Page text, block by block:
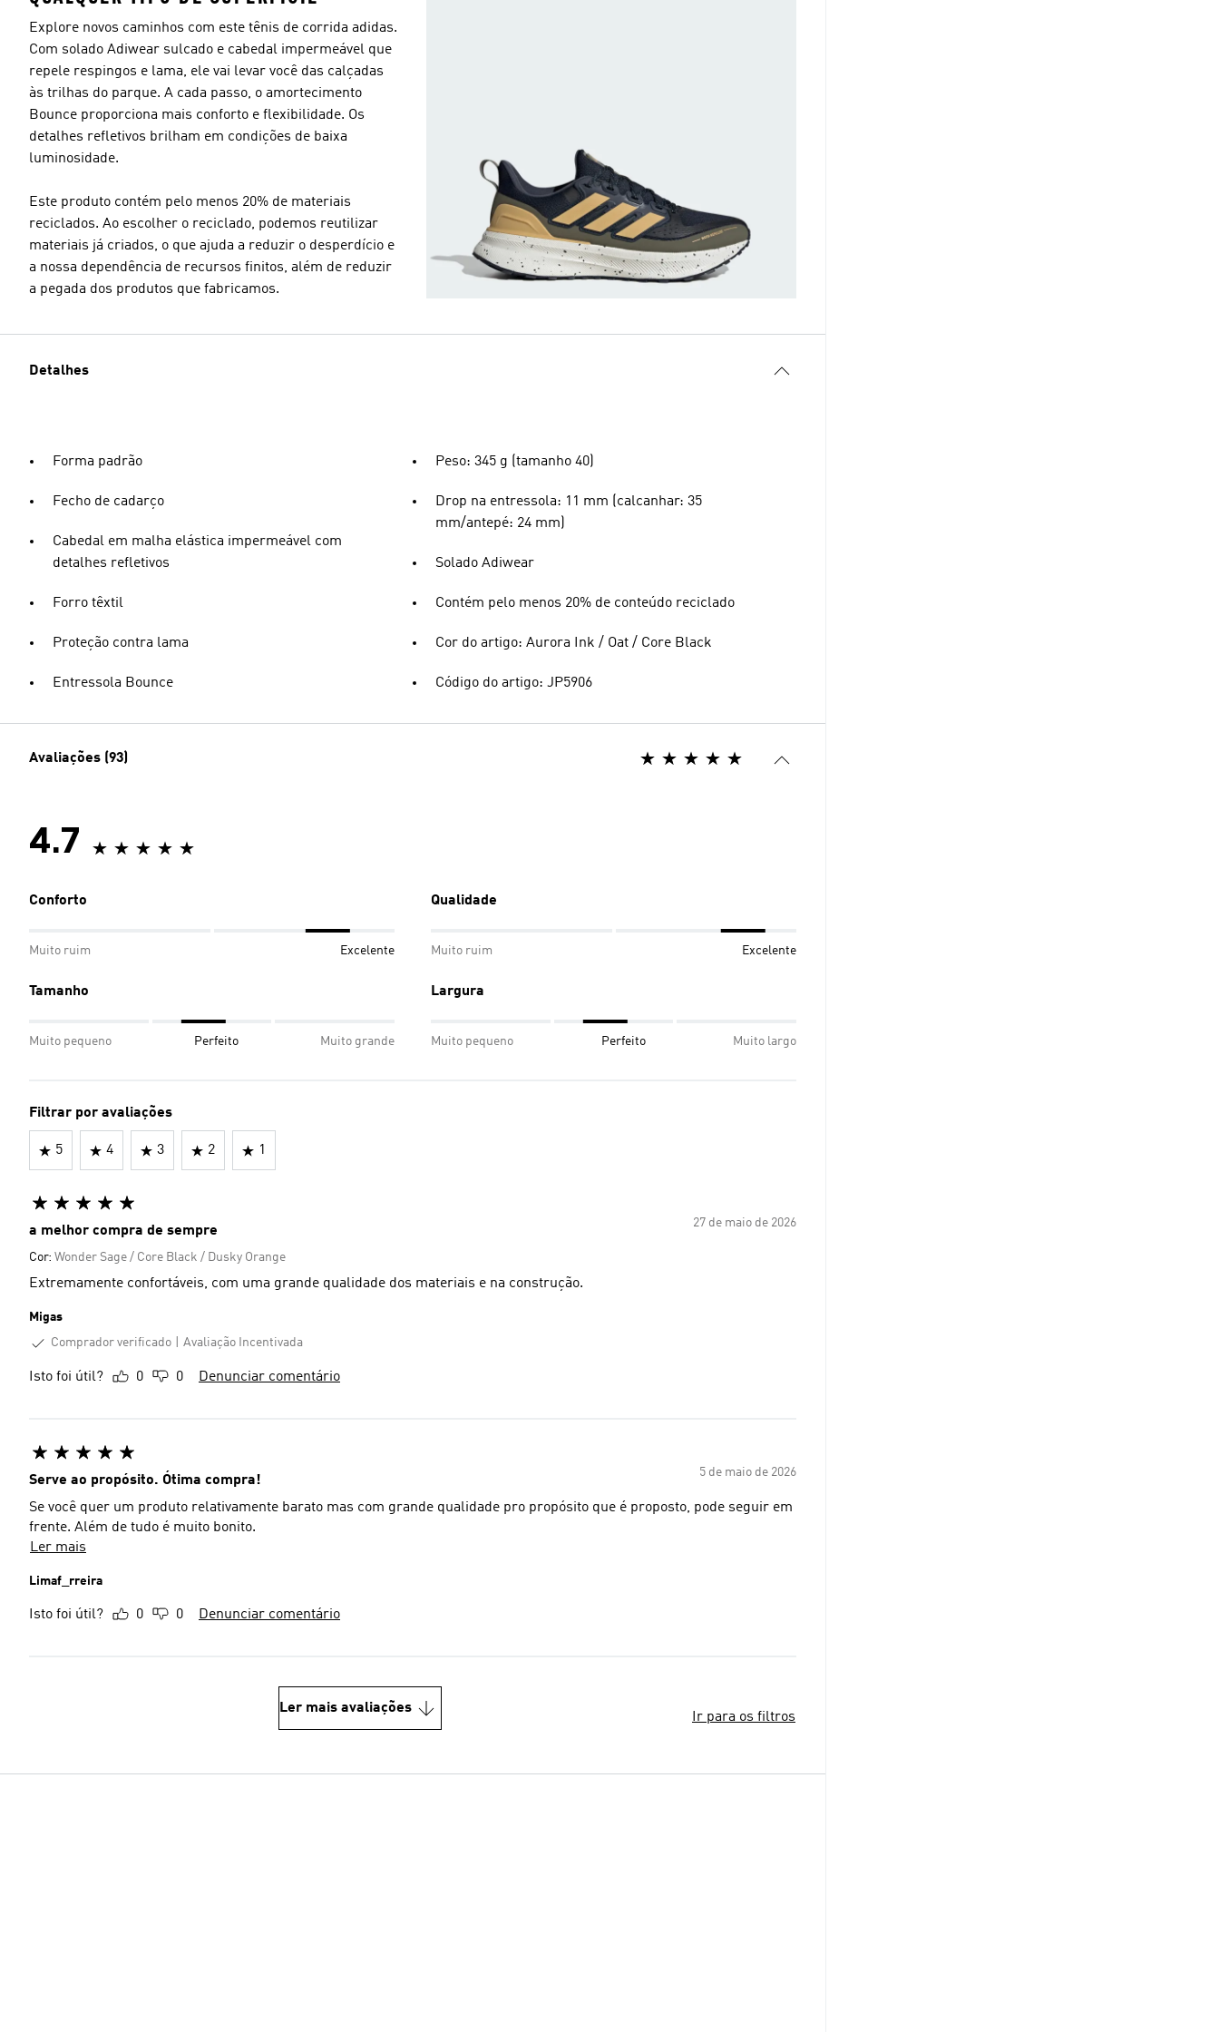
Explore novos caminhos com este tênis de corrida adidas.
Com solado Adiwear sulcado e cabedal impermeável que
repele respingos e lama, ele vai levar você das calçadas
às trilhas do parque. A cada passo, o amortecimento
Bounce proporciona mais conforto e flexibilidade. Os
detalhes refletivos brilham em condições de baixa
luminosidade.
Este produto contém pelo menos 20% de materiais
reciclados. Ao escolher o reciclado, podemos reutilizar
materiais já criados, o que ajuda a reduzir o desperdício e
a nossa dependência de recursos finitos, além de reduzir
a pegada dos produtos que fabricamos.
Detalhes
Forma padrão
Fecho de cadarço
Cabedal em malha elástica impermeável com
detalhes refletivos
Forro têxtil
Proteção contra lama
Entressola Bounce
Peso: 345 g (tamanho 40)
Drop na entressola: 11 mm (calcanhar: 35
mm/antepé: 24 mm)
Solado Adiwear
Contém pelo menos 20% de conteúdo reciclado
Cor do artigo: Aurora Ink / Oat / Core Black
Código do artigo: JP5906
Avaliações (93)
4.7
Conforto
Muito ruim Excelente
Qualidade
Muito ruim Excelente
Tamanho
Muito pequeno Perfeito Muito grande
Largura
Muito pequeno Perfeito Muito largo
Filtrar por avaliações
5 4 3 2 1
27 de maio de 2026
a melhor compra de sempre
Cor: Wonder Sage / Core Black / Dusky Orange
Extremamente confortáveis, com uma grande qualidade dos materiais e na construção.
Migas
Comprador verificado
Avaliação Incentivada
Isto foi útil? 0 0 Denunciar comentário
5 de maio de 2026
Serve ao propósito. Ótima compra!
Se você quer um produto relativamente barato mas com grande qualidade pro propósito que é proposto, pode seguir em
frente. Além de tudo é muito bonito.
Ler mais
Limaf_rreira
Isto foi útil? 0 0 Denunciar comentário
Ler mais avaliações
Ir para os filtros